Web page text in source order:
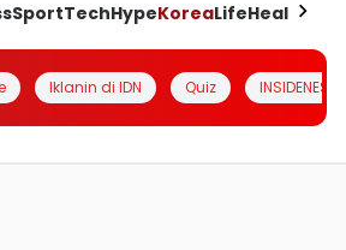
SportTechHypeKoreaLifeHealth
Iklanin di IDN Quiz INSIDENESIA